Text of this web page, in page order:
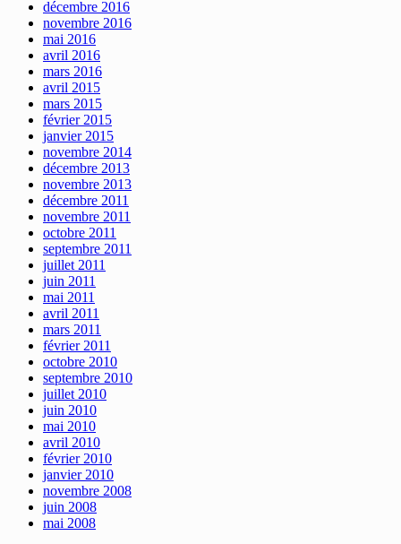
décembre 2016
novembre 2016
mai 2016
avril 2016
mars 2016
avril 2015
mars 2015
février 2015
janvier 2015
novembre 2014
décembre 2013
novembre 2013
décembre 2011
novembre 2011
octobre 2011
septembre 2011
juillet 2011
juin 2011
mai 2011
avril 2011
mars 2011
février 2011
octobre 2010
septembre 2010
juillet 2010
juin 2010
mai 2010
avril 2010
février 2010
janvier 2010
novembre 2008
juin 2008
mai 2008